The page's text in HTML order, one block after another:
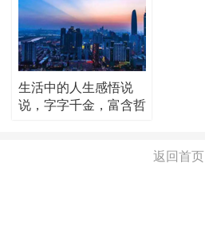
生活中的人生感悟说
说，字字千金，富含哲
返回首页